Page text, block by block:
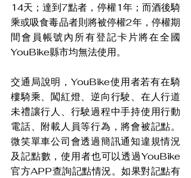
14天；達到7點者，停權1年；而酒後騎
乘或吸食毒品者則將被停權2年，停權期
間會員帳號內所有登記卡片將在全國
YouBike縣市均無法使用。
交通局說明，YouBike使用者若有在騎
樓騎乘、闖紅燈、逆向行駛、在人行道
未禮讓行人、行駛過程中手持使用行動
電話、附載人員等行為，將會被記點。
微笑單車公司會透過簡訊通知違規情況
及記點數，使用者也可以透過YouBike
官方APP查詢記點情況。如果對記點有